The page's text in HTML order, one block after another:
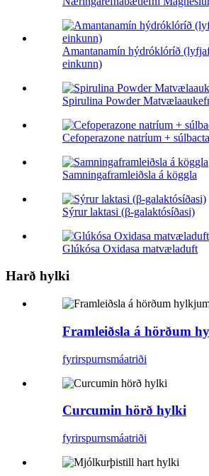
Amantanamín hýdróklóríð
einkunn)
Spirulina Powder
Cefoperazone natríum +
Samningaframleiðsla á köggla
Sýrur laktasi (β-galaktósíðasi)
Glúkósa Oxidasa matvæladuft
Harð hylki
Framleiðsla á hörðum
fyrirspurnsmáatriði
Curcumin hörð hylki
fyrirspurnsmáatriði